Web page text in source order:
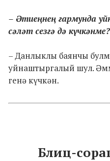
– Әтиеңнең гармунда
сәләт сезгә дә күчкәнме?
– Данлыклы баянчы
уйнаштыргалый шул.
генә күчкән.
Блиц-